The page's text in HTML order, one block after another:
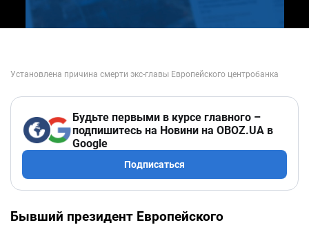
Будьте первыми в курсе главного –
подпишитесь на Новини на OBOZ.UA в
Google
Подписаться
Бывший президент Европейского